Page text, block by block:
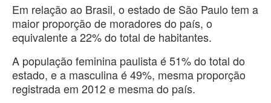
Em relação ao Brasil, o estado de São Paulo tem a
maior proporção de moradores do país, o
equivalente a 22% do total de habitantes.
A população feminina paulista é 51% do total do
estado, e a masculina é 49%, mesma proporção
registrada em 2012 e mesma do país.